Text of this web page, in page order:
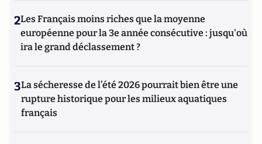
2Les Français moins riches que la moyenne
européenne pour la 3e année consécutive : jusqu'où
ira le grand déclassement ?
3La sécheresse de l’été 2026 pourrait bien être une
rupture historique pour les milieux aquatiques
français